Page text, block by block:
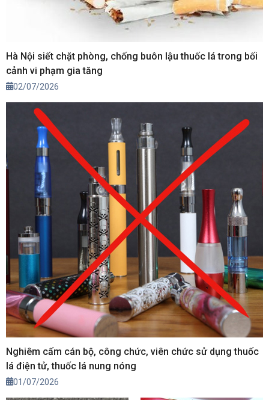
Hà Nội siết chặt phòng, chống buôn lậu thuốc lá trong bối
cảnh vi phạm gia tăng
02/07/2026
Nghiêm cấm cán bộ, công chức, viên chức sử dụng thuốc
lá điện tử, thuốc lá nung nóng
01/07/2026